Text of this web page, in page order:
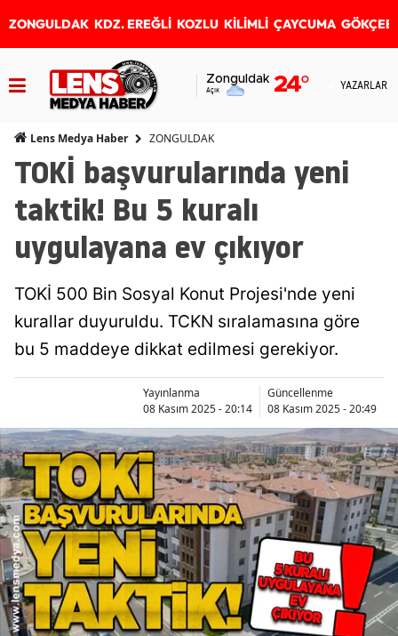
ZONGULDAK KDZ. EREĞLİ KOZLU KİLİMLİ ÇAYCUMA
Zonguldak
Açık 24° YAZARLAR
Lens Medya Haber ZONGULDAK
TOKİ başvurularında yeni
taktik! Bu 5 kuralı
uygulayana ev çıkıyor
TOKİ 500 Bin Sosyal Konut Projesi'nde yeni
kurallar duyuruldu. TCKN sıralamasına göre
bu 5 maddeye dikkat edilmesi gerekiyor.
Yayınlanma
08 Kasım 2025 - 20:14
Güncellenme
08 Kasım 2025 - 20:49